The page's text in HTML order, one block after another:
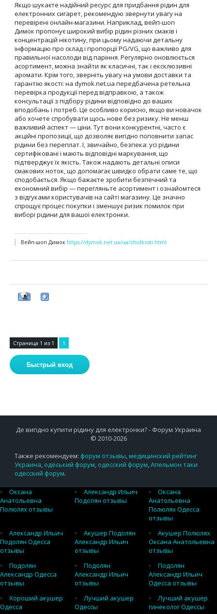
Якщо шукаєте надійний ресурс для придбання рідин для
електронних сигарет, рекомендую звернути увагу на
перевірені онлайн-магазини. Наприклад, вейп-шоп
Димок пропонує широкий вибір рідин різних смаків і
концентрацій нікотину, при цьому надаючи детальну
інформацію про склад і пропорції PG/VG, що важливо для
правильної насолоди від паріння. Регулярно оновлюється
асортимент, можна знайти як класичні, так і ексклюзивні
аромати. Крім того, зверніть увагу на умови доставки та
гарантію якості: на dymok.net.ua передбачена ретельна
перевірка продукції перед відправкою, а також
консультації з підбору рідини відповідно до ваших
вподобань і потреб. Це особливо корисно, якщо ви новачок
або хочете спробувати щось нове без ризику. Не менш
важливий аспект — ціни. Тут вони конкурентні, часто є
акційні пропозиції, що дозволяє вигідно поповнити запас
рідини без переплат. І, звичайно, безпека: усі рідини
сертифіковані і мають відповідні маркування, що
підтверджує їх якість. Також надають детальні описи
смакових ноток, що допомагає швидко обрати саме те, що
сподобається. Якщо бажаєте зробити безпечний та
економний вибір — перегляньте асортимент і ознайомтеся
з відгуками користувачів на сайті магазину. Це значно
спрощує процес покупки і зменшує ризик помилок при
виборі рідини для вашої електронки.
Вейп-шоп Димок https://dymok.net.ua/ua/zhidkosti.html
Страница 1 из 1 1
Де вигідно купити рідину для електронки? - Форум Украина
© 2010-2026
Также рекомендуем: форум отзывы,медицинский рейтинг
Украина, одеський форум, одесский форум,Апельмон таки
одесский форум.
Оксана
Анатольевна
Полюлях отзывы
Александр Ильич
Подолян отзывы
Оксана
Анатольевна
Полюлях Одесса
отзывы
Александр Ильич
Подолян Одесса
отзывы
Акушер Подолян
Александр Ильич
отзывы
Акушер Полюлях
Оксана Анатольевна
отзывы
Подолян
Александр Одесса
отзывы
Подолян
Александр Ильич
отзывы
Подолян
Александр Ильич
Одесса отзывы
Хороший акушер
Одесса
Лучший акушер
Одессы
Лучший акушер
гинеколог Одессы